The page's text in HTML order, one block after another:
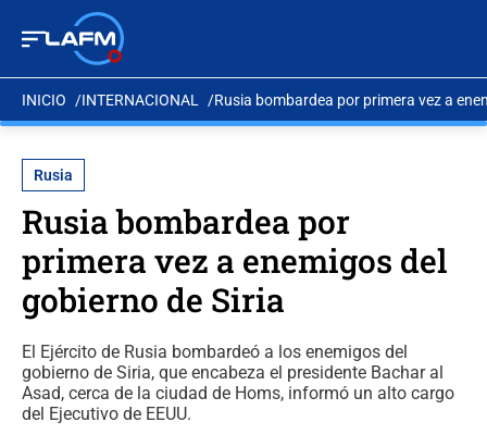
INICIO INTERNACIONAL Rusia bombardea por primera vez a
Rusia
Rusia bombardea por
primera vez a enemigos del
gobierno de Siria
El Ejército de Rusia bombardeó a los enemigos del
gobierno de Siria, que encabeza el presidente Bachar al
Asad, cerca de la ciudad de Homs, informó un alto cargo
del Ejecutivo de EEUU.